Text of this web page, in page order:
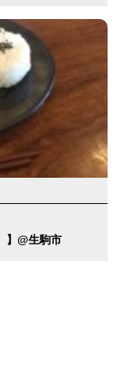
】@生駒市